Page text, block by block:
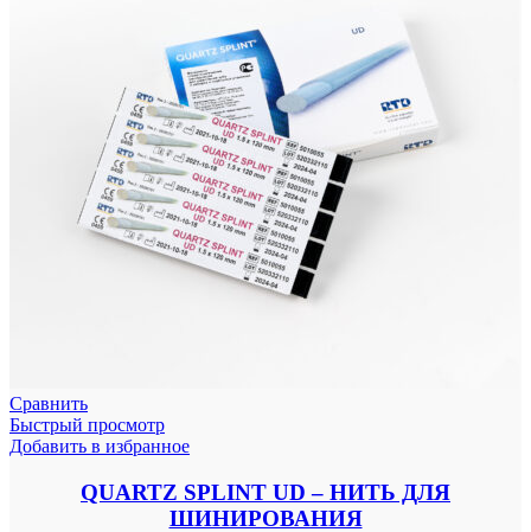
Сравнить
Быстрый просмотр
Добавить в избранное
QUARTZ SPLINT UD – НИТЬ ДЛЯ
ШИНИРОВАНИЯ